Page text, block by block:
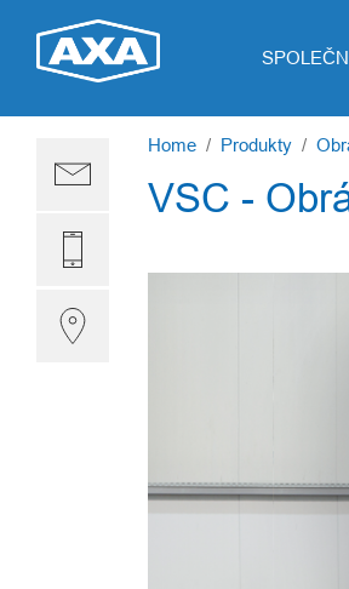
Home Produkty
VSC -